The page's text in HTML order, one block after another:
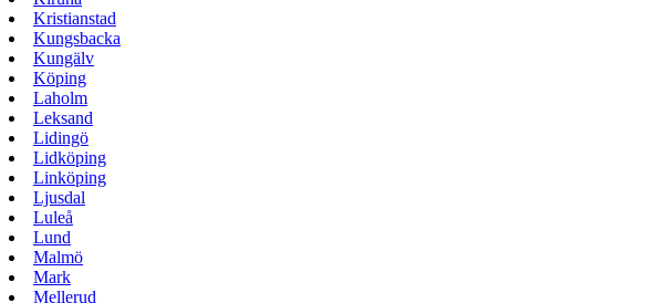
Kristianstad
Kungsbacka
Kungälv
Köping
Laholm
Leksand
Lidingö
Lidköping
Linköping
Ljusdal
Luleå
Lund
Malmö
Mark
Mellerud